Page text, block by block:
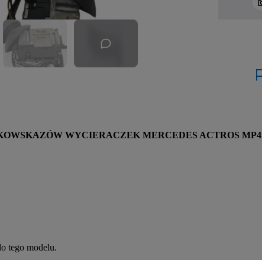
WYCIERACZEK MERCEDES ACTROS MP4
tego modelu.